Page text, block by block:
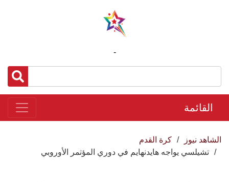
-
القائمة
الشاهد نيوز
كرة القدم
تشيلسي يواجه هايدنهايم في دوري المؤتمر الأوروبي